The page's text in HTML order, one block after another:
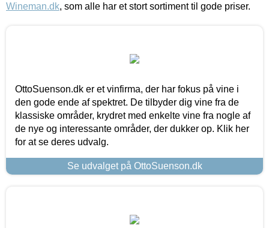
Wineman.dk, som alle har et stort sortiment til gode priser.
OttoSuenson.dk er et vinfirma, der har fokus på vine i
den gode ende af spektret. De tilbyder dig vine fra de
klassiske områder, krydret med enkelte vine fra nogle af
de nye og interessante områder, der dukker op. Klik her
for at se deres udvalg.
Se udvalget på OttoSuenson.dk